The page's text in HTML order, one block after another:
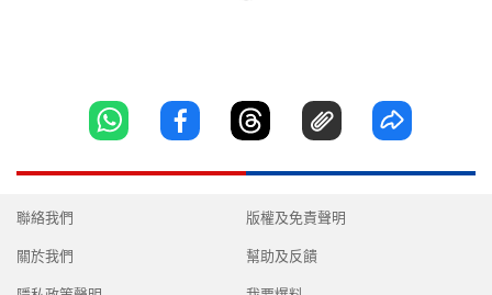
聯絡我們
關於我們
版權及免責聲明
幫助及反饋